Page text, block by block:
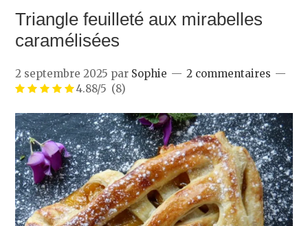
Triangle feuilleté aux mirabelles
caramélisées
2 septembre 2025 par Sophie
2 commentaires
4.88/5 (8)